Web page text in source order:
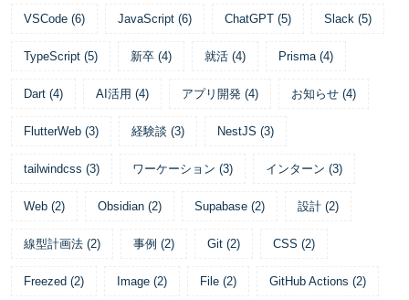
VSCode (6) JavaScript (6) ChatGPT (5) Slack (5)
TypeScript (5) 新卒 (4) 就活 (4) Prisma (4)
Dart (4) AI活用 (4) アプリ開発 (4) お知らせ (4)
FlutterWeb (3) 経験談 (3) NestJS (3)
tailwindcss (3) ワーケーション (3) インターン (3)
Web (2) Obsidian (2) Supabase (2) 設計 (2)
線型計画法 (2) 事例 (2) Git (2) CSS (2)
Freezed (2) Image (2) File (2) GitHub Actions (2)